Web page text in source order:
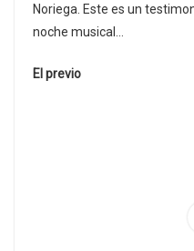
Noriega. Este es un
noche musical…
El previo